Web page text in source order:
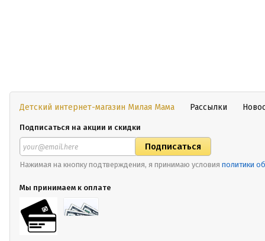
Детский интернет-магазин Милая Мама Рассылки
Подписаться на акции и скидки
Нажимая на кнопку подтверждения, я принимаю условия политики
Мы принимаем к оплате